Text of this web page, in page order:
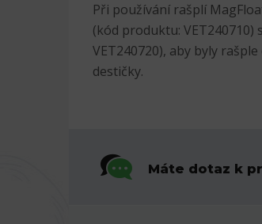
Při používání rašplí
(kód produktu:
VET240720), aby byly
destičky.
Máte dotaz k